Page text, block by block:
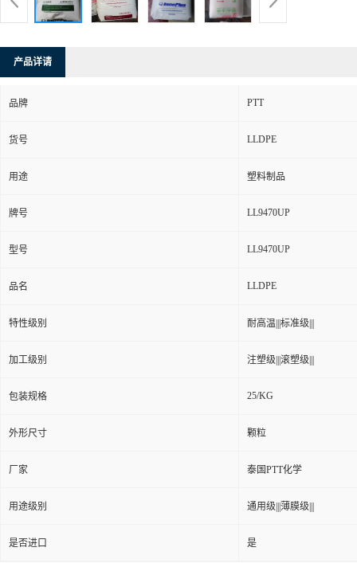
货号 LLDPE
用途 塑料制品
牌号 LL9470UP
型号 LL9470UP
品名 LLDPE
特性级别 耐高温|||标准级|||
加工级别 注塑级|||滚塑级|||
包装规格 25/KG
外形尺寸 颗粒
厂家 泰国PTT化学
用途级别 通用级|||薄膜级|||
是否进口 是